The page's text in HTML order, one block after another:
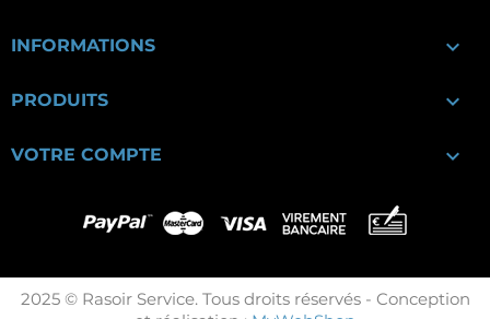
INFORMATIONS 
PRODUITS 
VOTRE COMPTE 
2025 © Rasoir Service. Tous droits réservés - Conception